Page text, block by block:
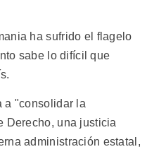
ha sufrido el flagelo
sabe lo difícil que
a "consolidar la
Derecho, una justicia
administración estatal,